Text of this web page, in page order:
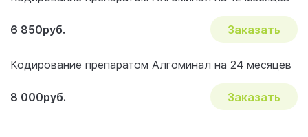
6 850руб. Заказать
Кодирование препаратом Алгоминал на 24 месяцев
8 000руб. Заказать